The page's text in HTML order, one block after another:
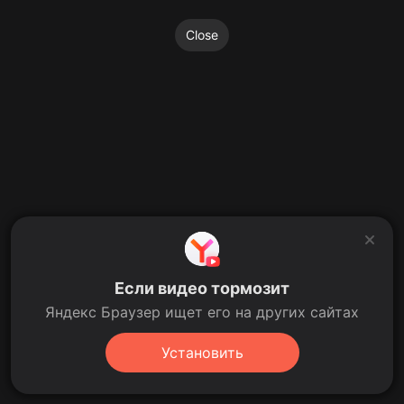
Close
Если видео тормозит
Яндекс Браузер ищет его на других сайтах
Установить